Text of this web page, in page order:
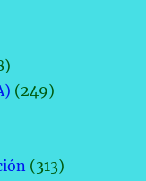
(249)
(313)